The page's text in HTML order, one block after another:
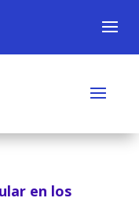
en los